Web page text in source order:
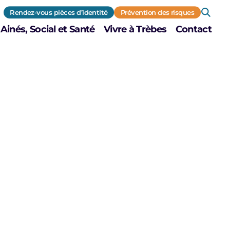
Ainés, Social et Santé Vivre à Trèbes Contact
Rendez-vous pièces d’identité Prévention des risques